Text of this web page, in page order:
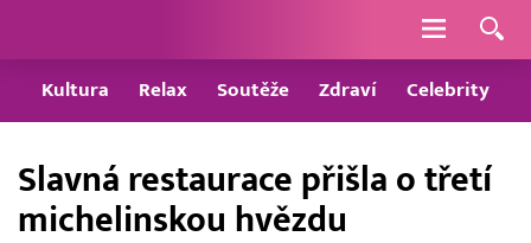
Navigace
Kultura Relax Soutěže Zdraví Celebrity
Slavná restaurace přišla o třetí
michelinskou hvězdu